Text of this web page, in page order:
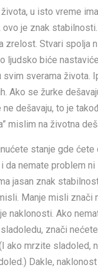
u isto vreme
ovo je znak
zrelost. Stvari spolja
ljudsko biće
svim sverama života.
Ako se žurke
dešavaju, to je
mislim na životna
stanje gde ćete
da nemate problem ni
jasan znak
Manje misli znači
naklonosti. Ako
znači
ako mrzite sladoled,
Dakle,